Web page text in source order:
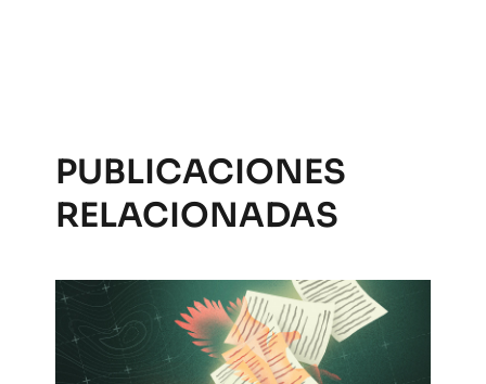
PUBLICACIONES
RELACIONADAS